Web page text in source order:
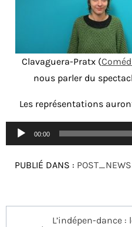
Clavaguera-Pratx (
nous parler du
Les représentations
Lecteur
audio
00:00
PUBLIÉ DANS : POST_NEWS
Navigation
L’indépen-dance